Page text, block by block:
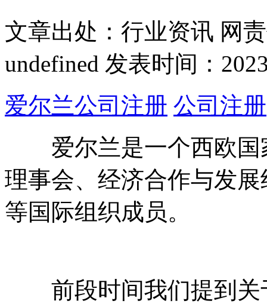
文章出处：行业资讯 网
undefined 发表时间：
爱尔兰公司注册 公司注册
爱尔兰是一个西欧国
理事会、经济合作与发
等国际组织成员。
前段时间我们提到关